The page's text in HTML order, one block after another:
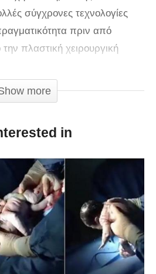
σύγχρονες τεχνολογίες
πριν από
πλαστική χειρουργική
αρχαίες!
more
in